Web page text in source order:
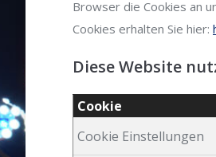
Browser die Cookies an
Cookies erhalten Sie hier:
Diese Website
Cookie
Cookie Einstellungen